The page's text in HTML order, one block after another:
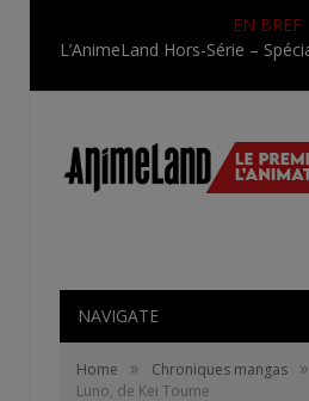
EN BREF
NAVIGATE
Home » Chroniques mangas »
Luno, de Kei Toume